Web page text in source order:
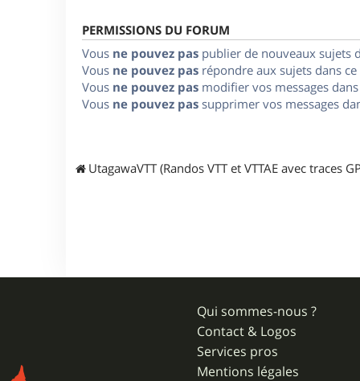
PERMISSIONS DU FORUM
Vous ne pouvez pas publier de nouveaux sujets
Vous ne pouvez pas répondre aux sujets dans
Vous ne pouvez pas modifier vos messages
Vous ne pouvez pas supprimer vos messages
UtagawaVTT (Randos VTT et VTTAE avec traces
Qui sommes-nous ?
Contact & Logos
Services pros
Mentions légales